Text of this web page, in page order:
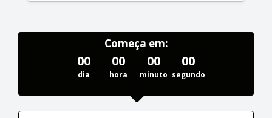
Começa em:
00
dia
00
hora
00
minuto
00
segundo